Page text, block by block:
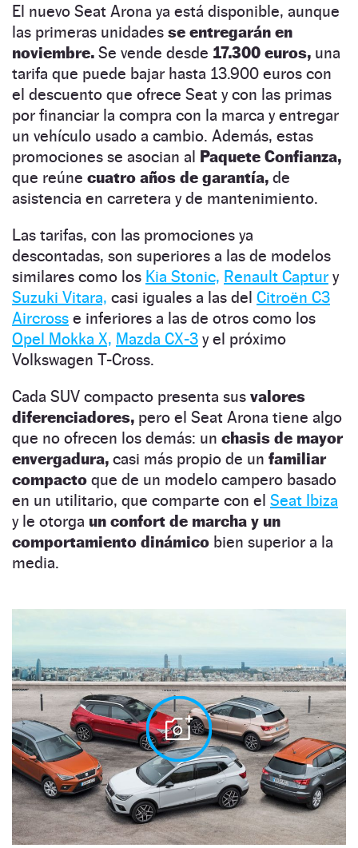
El nuevo Seat Arona ya está disponible, aunque
las primeras unidades se entregarán en
noviembre. Se vende desde 17.300 euros, una
tarifa que puede bajar hasta 13.900 euros con
el descuento que ofrece Seat y con las primas
por financiar la compra con la marca y entregar
un vehículo usado a cambio. Además, estas
promociones se asocian al Paquete Confianza,
que reúne cuatro años de garantía, de
asistencia en carretera y de mantenimiento.
Las tarifas, con las promociones ya
descontadas, son superiores a las de modelos
similares como los Kia Stonic, Renault Captur y
Suzuki Vitara, casi iguales a las del Citroën C3
Aircross e inferiores a las de otros como los
Opel Mokka X, Mazda CX-3 y el próximo
Volkswagen T-Cross.
Cada SUV compacto presenta sus valores
diferenciadores, pero el Seat Arona tiene algo
que no ofrecen los demás: un chasis de mayor
envergadura, casi más propio de un familiar
compacto que de un modelo campero basado
en un utilitario, que comparte con el Seat Ibiza
y le otorga un confort de marcha y un
comportamiento dinámico bien superior a la
media.